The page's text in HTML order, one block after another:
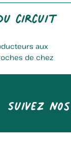
circuit
aux
de chez
Suivez